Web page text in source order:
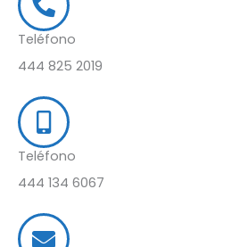
Teléfono
444 825 2019
Teléfono
444 134 6067